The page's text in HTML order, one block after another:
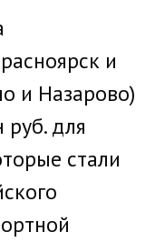
и
и Назарово)
для
стали